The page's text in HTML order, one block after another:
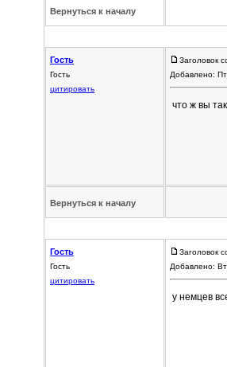
Вернуться к началу
Гость
Гость
цитировать
Заголовок
Добавлено:
что ж вы
Вернуться к началу
Гость
Гость
цитировать
Заголовок
Добавлено:
у немцев